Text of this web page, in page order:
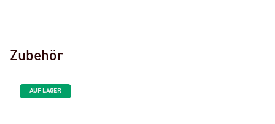
Zubehör
AUF LAGER